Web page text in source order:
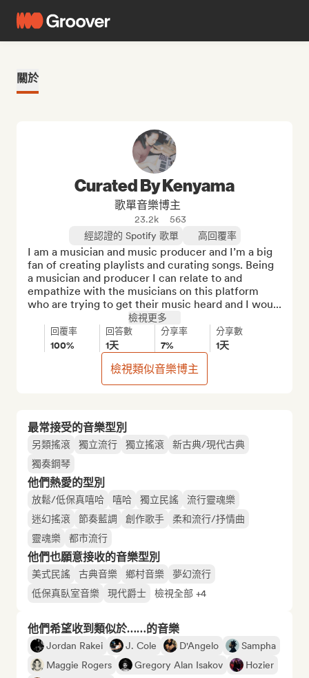
關於
最常接受的音樂型別
另類搖滾 獨立流行 獨立搖滾
新古典/現代古典
獨奏鋼琴
他們熱愛的型別
放鬆/低保真嘻哈 嘻哈 獨立民謠
流行靈魂樂
迷幻搖滾
節奏藍調 創作歌手
柔和流行/抒情曲
靈魂樂
都市流行
他們也願意接收的音樂型別
美式民謠 古典音樂 鄉村音樂
夢幻流行
低保真臥室音樂
現代爵士 檢視全部 +4
他們希望收到類似於……的音樂
Jordan Rakei J. Cole D'Angelo
Sampha
Maggie Rogers
Gregory Alan Isakov
Hozier
Curated By Kenyama
歌單音樂博主
23.2k
563
經認證的 Spotify 歌單
高回覆率
I am a musician and music producer and I’m a big
fan of creating playlists and curating songs. Being
a musician and producer I can relate to and
empathize with the musicians on this platform
who are trying to get their music heard and I wou...
檢視更多
回覆率
100%
回答數
1天
分享率
7%
分享數
1天
檢視類似音樂博主